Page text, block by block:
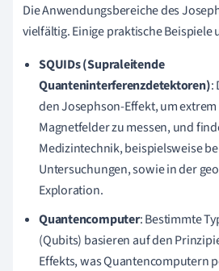
Die Anwendungsbereiche des
vielfältig. Einige praktische Beispiele
SQUIDs (Supraleitende
Quanteninterferenzdetektoren):
den Josephson-Effekt, um
Magnetfelder zu messen, und
Medizintechnik, beispielsweise
Untersuchungen, sowie in der
Exploration.
Quantencomputer: Bestimmte
(Qubits) basieren auf den
Effekts, was Quantencomputern